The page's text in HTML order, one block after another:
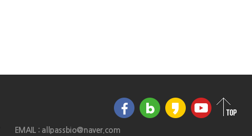
EMAIL : allpassbio@naver.com